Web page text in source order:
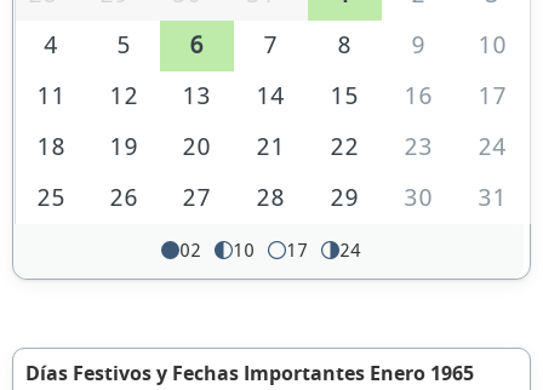
4
5 6 7 8 9
10
11
12 13 14 15 16
17
18
19 20 21 22 23
24
25
26 27 28 29 30 31
02 10 17 24
Días Festivos y Fechas Importantes Enero 1965